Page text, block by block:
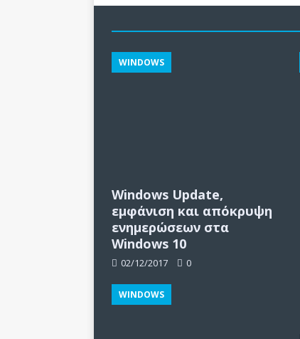
Windows Update,
εμφάνιση και απόκρυψη
ενημερώσεων στα
Windows 10
WINDOWS
02/12/2017 0
WINDOWS